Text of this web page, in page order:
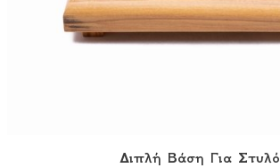
Διπλή Βάση Για Στυλό